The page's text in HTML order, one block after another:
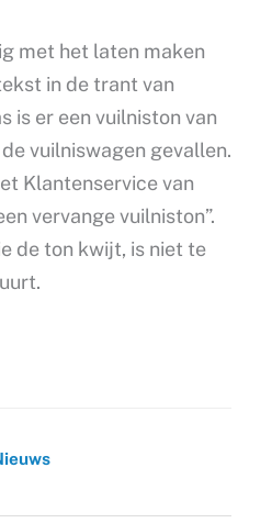
met het laten maken
in de trant van
is er een vuilniston van
vuilniswagen gevallen.
Klantenservice van
vervange vuilniston”.
de ton kwijt, is niet te